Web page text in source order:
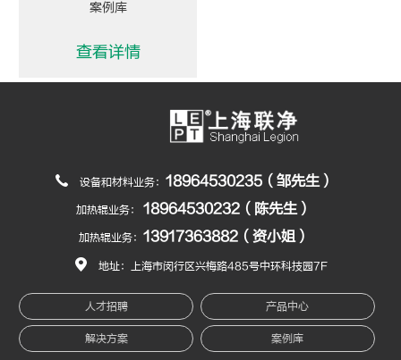
案例库
查看详情
设备和材料业务： 18964530235（邹先生）
加热辊业务： 18964530232（陈先生）
加热辊业务： 13917363882（资小姐）
地址：上海市闵行区兴梅路485号中环科技园7F
人才招聘 产品中心
解决方案 案例库